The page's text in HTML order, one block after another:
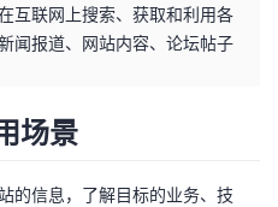
互联网上搜索、获取和利用各
闻报道、网站内容、论坛帖子
场景
的信息，了解目标的业务、技